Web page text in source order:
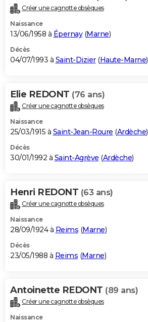
Créer une cagnotte obsèques
Naissance
13/06/1958 à Épernay(Marne)
Décès
04/07/1993 à Saint-Dizier(Haute-Marne)
Elie REDONT (76 ans)
Créer une cagnotte obsèques
Naissance
25/03/1915 à Saint-Jean-Roure (Ardèche)
Décès
30/01/1992 à Saint-Agrève (Ardèche)
Henri REDONT (63 ans)
Créer une cagnotte obsèques
Naissance
28/09/1924 à Reims (Marne)
Décès
23/05/1988 à Reims (Marne)
Antoinette REDONT (89 ans)
Créer une cagnotte obsèques
Naissance